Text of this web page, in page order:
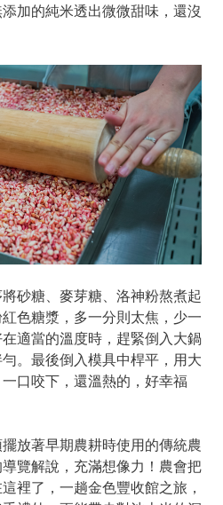
加的純米透出微微甜味，還沒
砂糖、麥芽糖、洛神粉熬煮起
色糖漿，多一分則太焦，少一
適當的溫度時，趕緊倒入大鍋
。最後倒入模具中桿平，用大
口咬下，還溫熱的，好幸福
放著早期農耕時使用的傳統農
覽解說，充滿想像力！農會把
裡了，一趟金色豐收館之旅，